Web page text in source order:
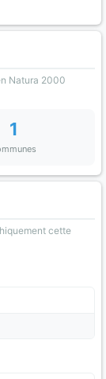
Natura 2000
1
cette